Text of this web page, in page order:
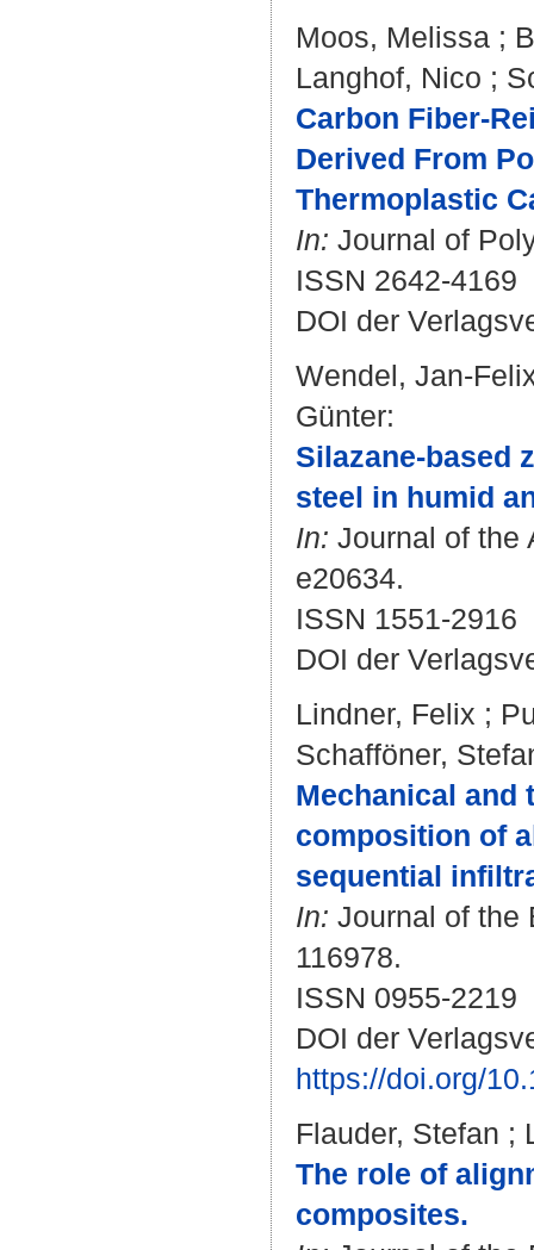
Moos, Melissa ;
Langhof, Nico ;
Carbon Fiber-
Derived From
Thermoplastic
In: Journal of
ISSN 2642-4169
DOI der
Wendel, Jan-
Günter:
Silazane-based
steel in humid
In: Journal of the
e20634.
ISSN 1551-2916
DOI der
Lindner, Felix ;
Schafföner,
Mechanical and
composition of
sequential
In: Journal of the
116978.
ISSN 0955-2219
DOI der
https://doi.org/
Flauder, Stefan ;
The role of
composites.